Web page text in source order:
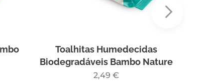
Toalhitas Humedecidas
Biodegradáveis Bambo Nature
2,49 €